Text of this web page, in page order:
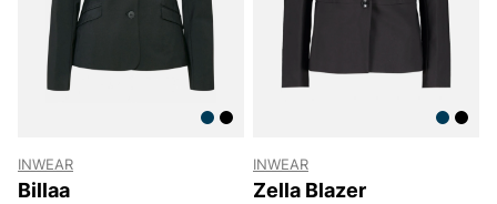
INWEAR
Billaa
INWEAR
Zella Blazer